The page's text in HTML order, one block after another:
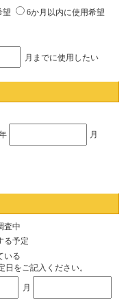
望
6か月以内に使用希望
月までに使用したい
月
査中
る予定
いる
をご記入ください。
月